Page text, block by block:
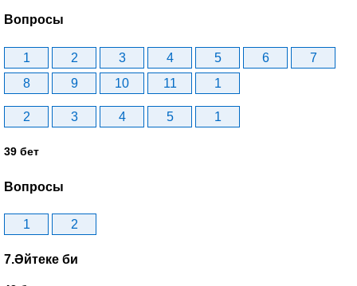
Вопросы
1 2 3 4 5 6
7
8
9 10 11 1
2 3 4 5 1
39 бет
Вопросы
1 2
7.Әйтеке би